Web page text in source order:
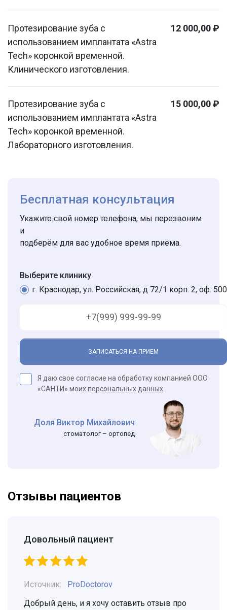
Протезирование зуба с
использованием имплантата «Astra
Tech» коронкой временной.
Клинического изготовления.
12 000,00 ₽
Протезирование зуба с
использованием имплантата «Astra
Tech» коронкой временной.
Лабораторного изготовления.
15 000,00 ₽
Бесплатная консультация
Укажите свой номер телефона, мы перезвоним
и
подберём для вас удобное время приёма.
Выберите клинику
г. Краснодар, ул. Российская, д 72/1 корп. 2, оф. 500
ЗАПИСАТЬСЯ НА ПРИЕМ
Я даю свое согласие на обработку компанией ООО
«САНТИ» моихперсональных данных
Доля Виктор Михайлович
стоматолог – ортопед
Отзывы пациентов
Довольный пациент
Источник:
ProDoctorov
Добрый день, и я хочу оставить отзыв про